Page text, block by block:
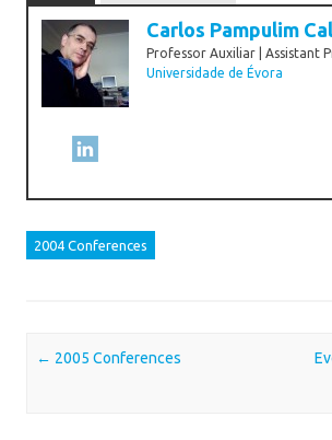
Carlos Pampulim
Professor Auxiliar | Assistant
Universidade de Évora
2004 Conferences
Post navigation
← 2005 Conferences